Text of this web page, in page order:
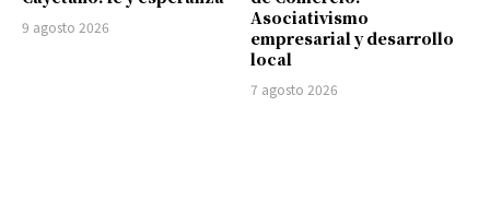
9 agosto 2026
Asociativismo
empresarial y desarrollo
local
7 agosto 2026